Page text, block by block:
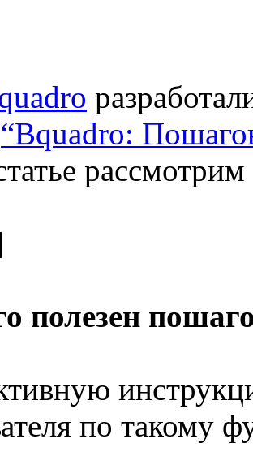
“Bquadro:
полезен
по такому